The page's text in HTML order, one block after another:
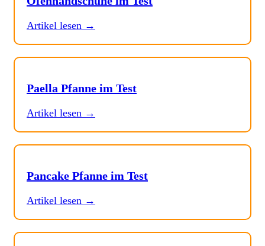
Artikel lesen →
Paella Pfanne im Test
Artikel lesen →
Pancake Pfanne im Test
Artikel lesen →